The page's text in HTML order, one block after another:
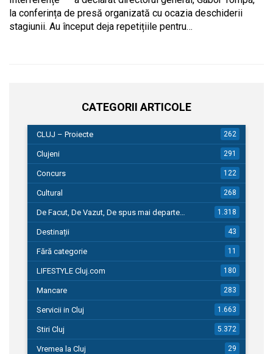
la conferința de presă organizată cu ocazia deschiderii
stagiunii. Au început deja repetițiile pentru…
CATEGORII ARTICOLE
CLUJ – Proiecte 262
Clujeni 291
Concurs 122
Cultural 268
De Facut, De Vazut, De spus mai departe… 1.318
Destinații 43
Fără categorie 11
LIFESTYLE Cluj.com 180
Mancare 283
Servicii in Cluj 1.663
Stiri Cluj 5.372
Vremea la Cluj 29